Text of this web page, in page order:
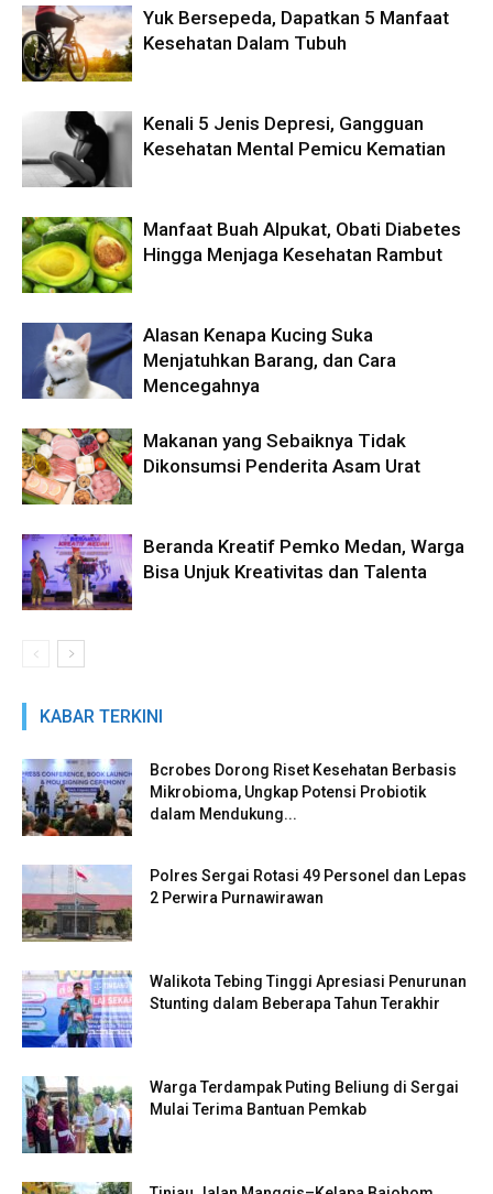
Yuk Bersepeda, Dapatkan 5 Manfaat
Kesehatan Dalam Tubuh
Kenali 5 Jenis Depresi, Gangguan
Kesehatan Mental Pemicu Kematian
Manfaat Buah Alpukat, Obati Diabetes
Hingga Menjaga Kesehatan Rambut
Alasan Kenapa Kucing Suka
Menjatuhkan Barang, dan Cara
Mencegahnya
Makanan yang Sebaiknya Tidak
Dikonsumsi Penderita Asam Urat
Beranda Kreatif Pemko Medan, Warga
Bisa Unjuk Kreativitas dan Talenta
KABAR TERKINI
Bcrobes Dorong Riset Kesehatan Berbasis
Mikrobioma, Ungkap Potensi Probiotik
dalam Mendukung...
Polres Sergai Rotasi 49 Personel dan Lepas
2 Perwira Purnawirawan
Walikota Tebing Tinggi Apresiasi Penurunan
Stunting dalam Beberapa Tahun Terakhir
Warga Terdampak Puting Beliung di Sergai
Mulai Terima Bantuan Pemkab